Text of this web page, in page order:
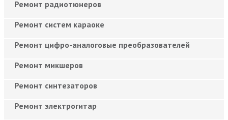
Ремонт радиотюнеров
Ремонт систем караоке
Ремонт цифро-аналоговые преобразователей
Ремонт микшеров
Ремонт синтезаторов
Ремонт электрогитар